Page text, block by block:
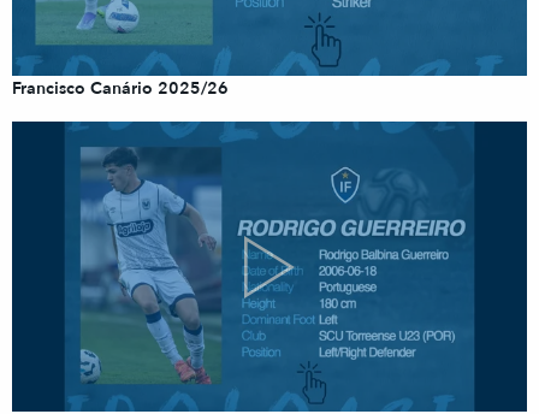
Francisco Canário 2025/26